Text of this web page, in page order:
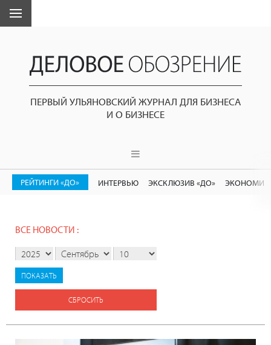
ПЕРВЫЙ УЛЬЯНОВСКИЙ ЖУРНАЛ ДЛЯ БИЗНЕСА
И О БИЗНЕСЕ
РЕЙТИНГИ «ДО» ИНТЕРВЬЮ ЭКСКЛЮЗИВ «ДО»
ВСЕ НОВОСТИ :
СБРОСИТЬ